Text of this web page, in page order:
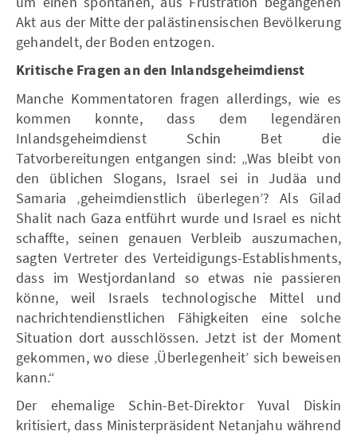
Akt aus der Mitte der palästinensischen Bevölkerung
gehandelt, der Boden entzogen.
Kritische Fragen an den Inlandsgeheimdienst
Manche Kommentatoren fragen allerdings, wie es
kommen konnte, dass dem legendären
Inlandsgeheimdienst Schin Bet die
Tatvorbereitungen entgangen sind: „Was bleibt von
den üblichen Slogans, Israel sei in Judäa und
Samaria ‚geheimdienstlich überlegen’? Als Gilad
Shalit nach Gaza entführt wurde und Israel es nicht
schaffte, seinen genauen Verbleib auszumachen,
sagten Vertreter des Verteidigungs-Establishments,
dass im Westjordanland so etwas nie passieren
könne, weil Israels technologische Mittel und
nachrichtendienstlichen Fähigkeiten eine solche
Situation dort ausschlössen. Jetzt ist der Moment
gekommen, wo diese ‚Überlegenheit’ sich beweisen
kann.“
Der ehemalige Schin-Bet-Direktor Yuval Diskin
kritisiert, dass Ministerpräsident Netanjahu während